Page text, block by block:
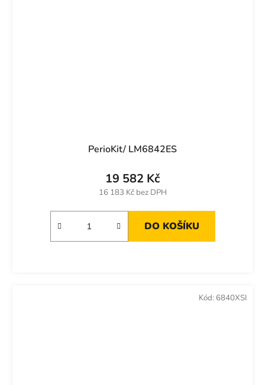
PerioKit/ LM6842ES
16 183 Kč bez DPH
19 582 Kč
DO KOŠÍKU
Kód: 6840XSI